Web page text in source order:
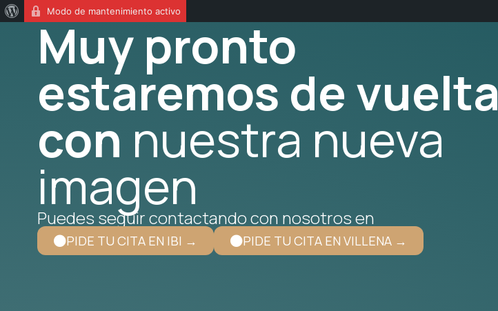
Modo de mantenimiento activo
Muy pronto
estaremos de vuelta
con nuestra nueva
imagen
Puedes seguir contactando con nosotros en
PIDE TU CITA EN IBI → PIDE TU CITA EN VILLENA →